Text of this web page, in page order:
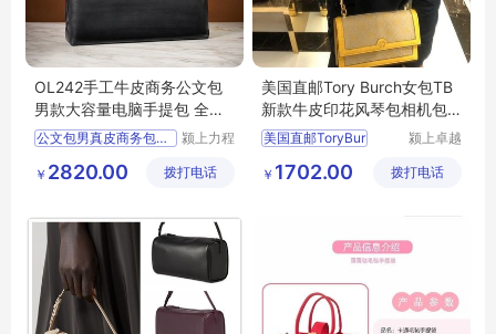
OL242手工牛皮商务公文包
男款大容量电脑手提包 全国
可售
公文包男真皮商务包大容量
颍上力程
有限公司
￥ 2820.00 拨打电话
美国直邮Tory Burch女包TB
新款牛皮印花风琴包相机包
单肩斜挎方包
美国直邮ToryBur
颍上卓越
有限公司
￥ 1702.00 拨打电话